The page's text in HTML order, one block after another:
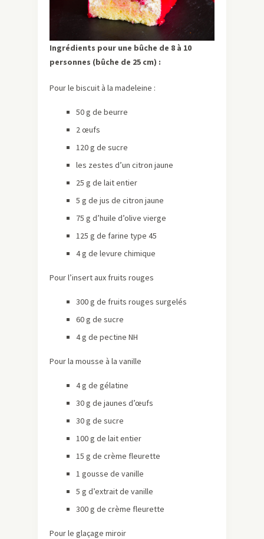
Ingrédients pour une bûche de 8 à 10
personnes (bûche de 25 cm) :
Pour le biscuit à la madeleine :
50 g de beurre
2 œufs
120 g de sucre
les zestes d’un citron jaune
25 g de lait entier
5 g de jus de citron jaune
75 g d’huile d’olive vierge
125 g de farine type 45
4 g de levure chimique
Pour l’insert aux fruits rouges
300 g de fruits rouges surgelés
60 g de sucre
4 g de pectine NH
Pour la mousse à la vanille
4 g de gélatine
30 g de jaunes d’œufs
30 g de sucre
100 g de lait entier
15 g de crème fleurette
1 gousse de vanille
5 g d’extrait de vanille
300 g de crème fleurette
Pour le glaçage miroir